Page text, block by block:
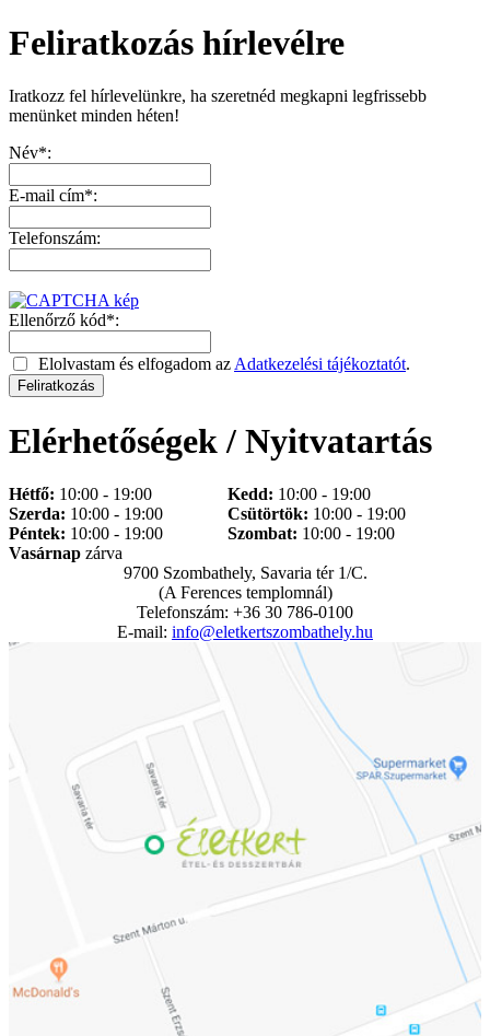
Feliratkozás hírlevélre
Iratkozz fel hírlevelünkre, ha szeretnéd megkapni legfrissebb
menünket minden héten!
Név*:
E-mail cím*:
Telefonszám:
Ellenőrző kód*:
Elolvastam és elfogadom az Adatkezelési tájékoztatót.
Elérhetőségek / Nyitvatartás
Hétfő: 10:00 - 19:00 Kedd: 10:00 - 19:00
Szerda: 10:00 - 19:00 Csütörtök: 10:00 - 19:00
Péntek: 10:00 - 19:00 Szombat: 10:00 - 19:00
Vasárnap zárva
9700 Szombathely, Savaria tér 1/C.
(A Ferences templomnál)
Telefonszám: +36 30 786-0100
E-mail: info@eletkertszombathely.hu